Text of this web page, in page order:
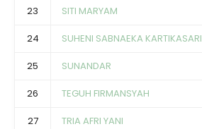
23 SITI MARYAM
24 SUHENI SABNAEKA KARTIKASARI
25 SUNANDAR
26 TEGUH FIRMANSYAH
27 TRIA AFRI YANI